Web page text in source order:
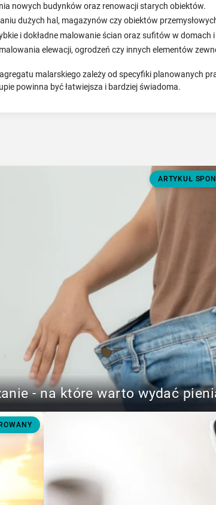
nowych budynków oraz renowacji starych obiektów.
dużych hal, magazynów czy obiektów
i dokładne malowanie ścian oraz sufitów w domach
elewacji, ogrodzeń czy innych elementów
malarskiego zależy od specyfiki planowanych
powinna być łatwiejsza i bardziej świadoma.
ARTYKUŁ
- na które warto wydać